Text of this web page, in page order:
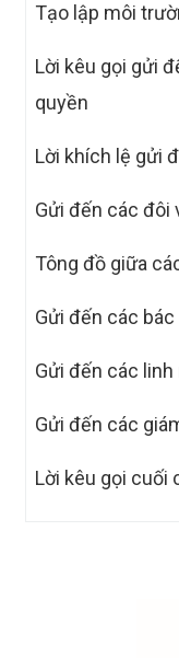
Tạo lập môi
Lời kêu gọi gửi
quyền
Lời khích lệ gửi
Gửi đến các đôi
Tông đồ giữa
Gửi đến các
Gửi đến các linh
Gửi đến các
Lời kêu gọi cuối